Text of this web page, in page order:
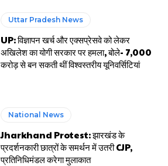
Uttar Pradesh News
UP: विज्ञापन खर्च और एक्सप्रेसवे को लेकर
अखिलेश का योगी सरकार पर हमला, बोले- 7,000
करोड़ से बन सकती थीं विश्वस्तरीय यूनिवर्सिटियां
National News
Jharkhand Protest: झारखंड के
प्रदर्शनकारी छात्रों के समर्थन में उतरी CJP,
प्रतिनिधिमंडल करेगा मुलाकात